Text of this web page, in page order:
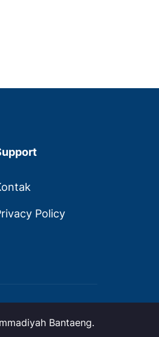
Policy
Bantaeng.